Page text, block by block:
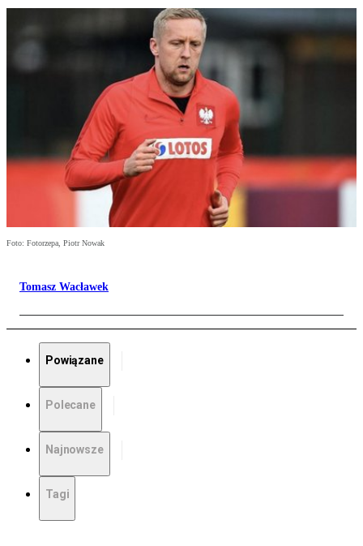
Foto: Fotorzepa, Piotr Nowak
Tomasz Wacławek
Powiązane
Polecane
Najnowsze
Tagi